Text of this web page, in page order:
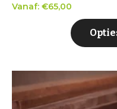
Vanaf: €65,00